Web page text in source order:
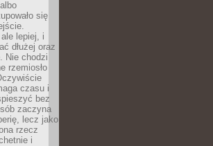
się
lepiej, i
dłużej oraz
Nie chodzi
rzemiosło
czasu i
bez
zaczyna
lecz jako
rzecz
i